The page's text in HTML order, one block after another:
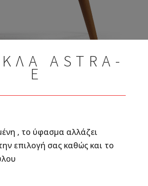
ASTRA-
E
, το ύφασμα αλλάζει
επιλογή σας καθώς και το